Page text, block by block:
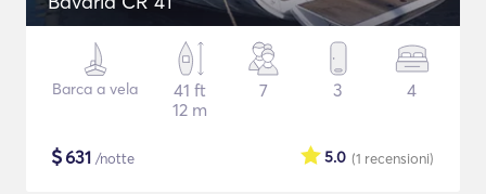
Barca a vela
41 ft
12 m
7 3 4
$631 /notte (1 recensioni)
5.0